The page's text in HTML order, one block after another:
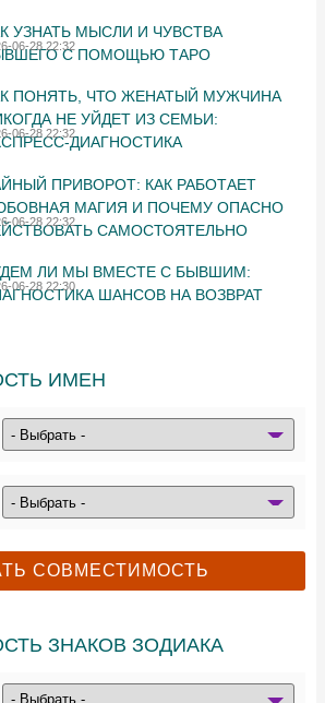
УЗНАТЬ МЫСЛИ И ЧУВСТВА
С ПОМОЩЬЮ ТАРО
06-28 22:32
ПОНЯТЬ, ЧТО ЖЕНАТЫЙ МУЖЧИНА
НЕ УЙДЕТ ИЗ СЕМЬИ:
ДИАГНОСТИКА
06-28 22:32
ПРИВОРОТ: КАК РАБОТАЕТ
МАГИЯ И ПОЧЕМУ ОПАСНО
САМОСТОЯТЕЛЬНО
06-28 22:32
ЛИ МЫ ВМЕСТЕ С БЫВШИМ:
ШАНСОВ НА ВОЗВРАТ
06-28 22:30
ИМЕН
ЗНАКОВ ЗОДИАКА